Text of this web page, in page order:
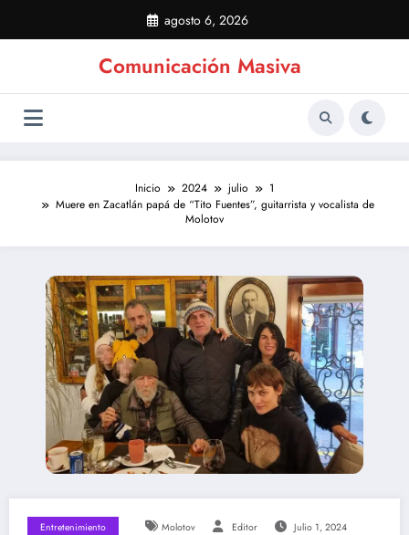
contenido
agosto 6, 2026
Comunicación Masiva
Inicio 2024 julio
1
Muere en Zacatlán papá de “Tito Fuentes”, guitarrista y vocalista de
Molotov
Entretenimiento Molotov Editor Julio 1, 2024